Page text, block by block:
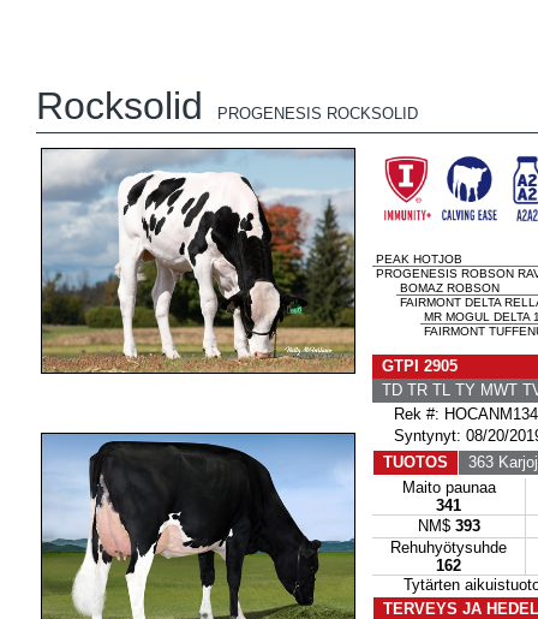
Rocksolid PROGENESIS ROCKSOLID
PEAK HOTJOB
PROGENESIS ROBSON
BOMAZ ROBSON
FAIRMONT DELTA
MR MOGUL DELTA
FAIRMONT
GTPI 2905
TD TR TL TY MWT
Rek #:
Syntynyt: 08/20/
TUOTOS
363
Maito paunaa
341
NM$ 393
Rehuhyötysuhde
162
Tytärten
TERVEYS JA